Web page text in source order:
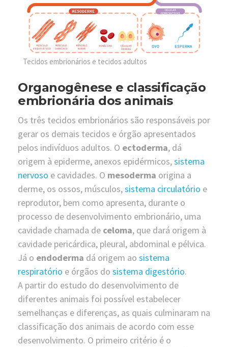
Tecidos embrionários e tecidos adultos
Organogênese e classificação
embrionária dos animais
Os três tecidos embrionários são responsáveis por
gerar os demais tecidos e órgão apresentados
pelos indivíduos adultos. O ectoderma, dá
origem à epiderme, anexos epidérmicos,sistema
nervoso e cavidades. O mesoderma origina a
derme, os ossos, músculos,sistema circulatório e
reprodutor, bem como apresenta, durante o
processo de desenvolvimento embrionário, uma
cavidade chamada de celoma, que dará origem à
cavidade pericárdica, pleural, abdominal e pélvica.
Já o endoderma dá origem ao sistema
respiratório e órgãos do sistema digestório.
A partir do estudo do desenvolvimento de
diferentes animais foi possível estabelecer
semelhanças e diferenças, as quais culminaram na
classificação dos animais de acordo com esse
desenvolvimento. O primeiro critério é o